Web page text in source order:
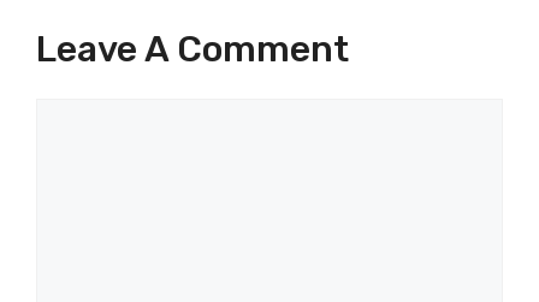
Leave A Comment